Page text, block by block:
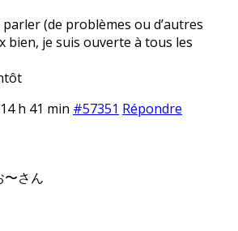
(de problèmes ou d’autres
bien, je suis ouverte à tous les
h 41 min #57351 Répondre
〜さん